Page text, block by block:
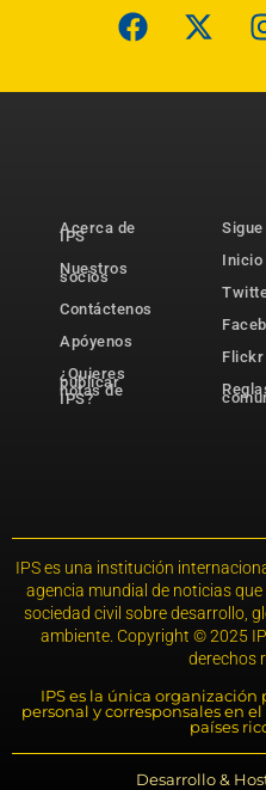
Acerca de
IPS
Nuestros
socios
Contáctenos
Apóyenos
¿Quieres
publicar
notas de
IPS?
Sigue
Inicio
Flickr
IPS es una institución
agencia mundial de noticias
sociedad civil sobre desarrollo,
ambiente. Copyright © 2025
derechos
IPS es la única
personal y corresponsales en
países
Desarrollo &